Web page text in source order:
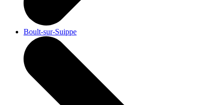
Boult-sur-Suippe